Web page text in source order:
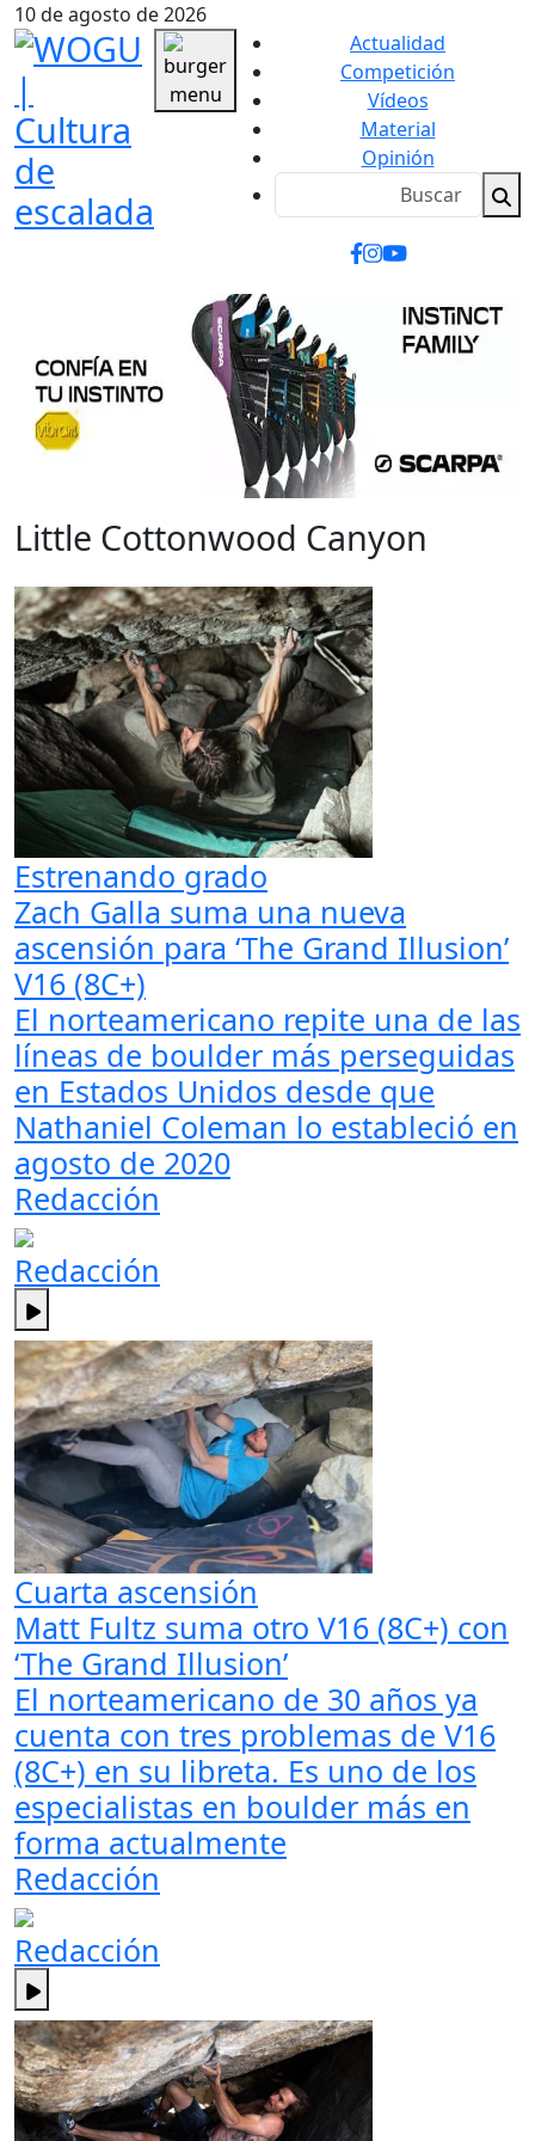
10 de agosto de 2026
Actualidad
Competición
Vídeos
Material
Opinión
Little Cottonwood Canyon
Estrenando grado
Zach Galla suma una nueva
ascensión para ‘The Grand Illusion’
V16 (8C+)
El norteamericano repite una de las
líneas de boulder más perseguidas
en Estados Unidos desde que
Nathaniel Coleman lo estableció en
agosto de 2020
Redacción
Redacción
Cuarta ascensión
Matt Fultz suma otro V16 (8C+) con
‘The Grand Illusion’
El norteamericano de 30 años ya
cuenta con tres problemas de V16
(8C+) en su libreta. Es uno de los
especialistas en boulder más en
forma actualmente
Redacción
Redacción